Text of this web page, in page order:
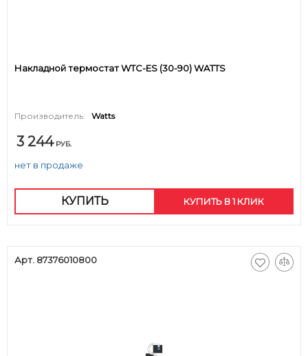
Накладной термостат WTC-ES (30-90) WATTS
Производитель: Watts
3 244 РУБ.
нет в продаже
КУПИТЬ КУПИТЬ В 1 КЛИК
Арт. 87376010800